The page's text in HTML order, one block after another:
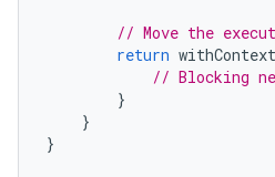
// Move the
return withContext
// Blocking
}
}
}